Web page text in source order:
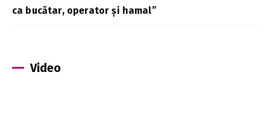
ca bucătar, operator și hamal”
Video